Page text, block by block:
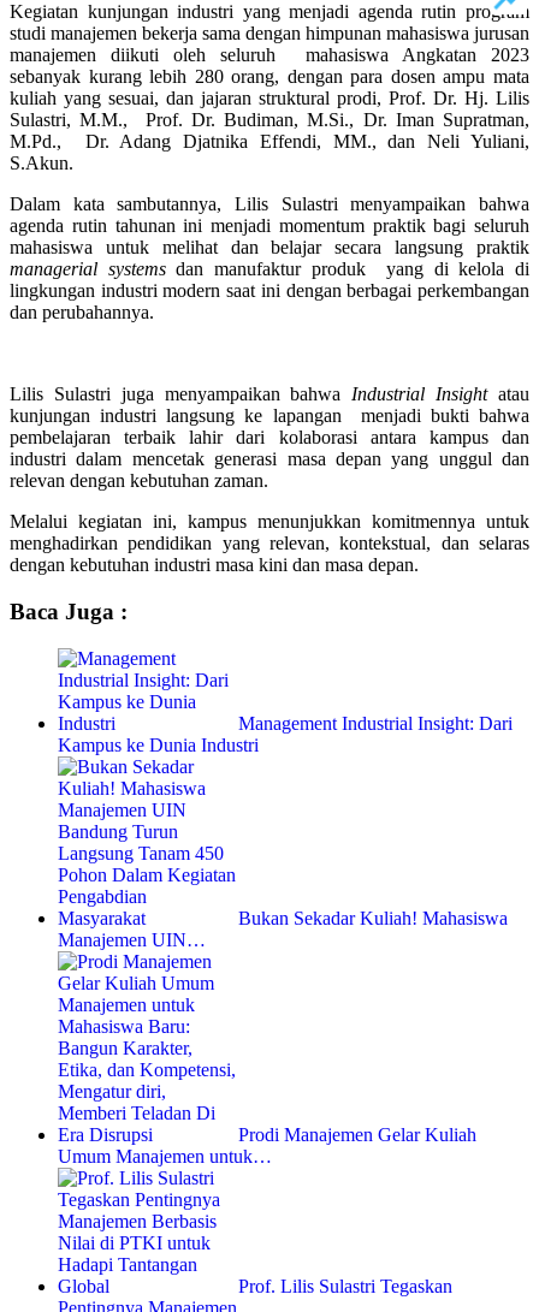
Kegiatan kunjungan industri yang menjadi agenda rutin program
studi manajemen bekerja sama dengan himpunan mahasiswa jurusan
manajemen diikuti oleh seluruh mahasiswa Angkatan 2023
sebanyak kurang lebih 280 orang, dengan para dosen ampu mata
kuliah yang sesuai, dan jajaran struktural prodi, Prof. Dr. Hj. Lilis
Sulastri, M.M., Prof. Dr. Budiman, M.Si., Dr. Iman Supratman,
M.Pd., Dr. Adang Djatnika Effendi, MM., dan Neli Yuliani,
S.Akun.
Dalam kata sambutannya, Lilis Sulastri menyampaikan bahwa
agenda rutin tahunan ini menjadi momentum praktik bagi seluruh
mahasiswa untuk melihat dan belajar secara langsung praktik
managerial systemsdan manufaktur produk yang di kelola di
lingkungan industri modern saat ini dengan berbagai perkembangan
dan perubahannya.
Lilis Sulastri juga menyampaikan bahwa Industrial Insightatau
kunjungan industri langsung ke lapangan menjadi bukti bahwa
pembelajaran terbaik lahir dari kolaborasi antara kampus dan
industri dalam mencetak generasi masa depan yang unggul dan
relevan dengan kebutuhan zaman.
Melalui kegiatan ini, kampus menunjukkan komitmennya untuk
menghadirkan pendidikan yang relevan, kontekstual, dan selaras
dengan kebutuhan industri masa kini dan masa depan.
Baca Juga :
Management Industrial Insight: Dari
Kampus ke Dunia Industri
Bukan Sekadar Kuliah! Mahasiswa
Manajemen UIN…
Prodi Manajemen Gelar Kuliah
Umum Manajemen untuk…
Prof. Lilis Sulastri Tegaskan
Pentingnya Manajemen…